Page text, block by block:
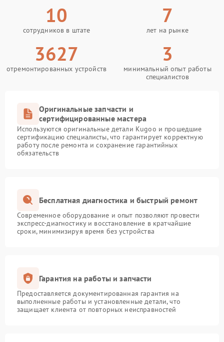
10
сотрудников в штате
7
лет на рынке
3627
отремонтированных устройств
3
минимальный опыт работы
специалистов
Оригинальные запчасти и
сертифицированные мастера
Используются оригинальные детали Kugoo и прошедшие
сертификацию специалисты, что гарантирует корректную
работу после ремонта и сохранение гарантийных
обязательств
Бесплатная диагностика и быстрый ремонт
Современное оборудование и опыт позволяют провести
экспресс-диагностику и восстановление в кратчайшие
сроки, минимизируя время без устройства
Гарантия на работы и запчасти
Предоставляется документированная гарантия на
выполненные работы и установленные детали, что
защищает клиента от повторных неисправностей